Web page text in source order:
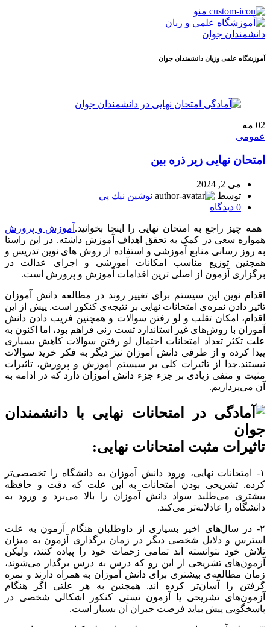
منو
آموزشگاه علمی وزبان دانشمندان جوان
02 مه
عمومی
امتحان نهایی زیر ذره بین
می 2, 2024
توسط
نوشين نيك پي
0 دیدگاه
همه چیز راجع به امتحان نهایی را اینجا بخوانید. آموزش و پرورش
همواره سعی در کمک به تحقق اهداف آموزش داشته. در این راستا
به روز رسانی منابع آموزشی و استفاده از روش های نوین تدریس و
همچنین توزیع مناسب امکانات آموزشی و اجرای عدالت در
برگزاری آزمون از اصلی ترین اقدامات آموزش و پرورش است.
اقدام نوین این سیستم برای تغییر روند در مطالعه دانش آموزان
تاثیر دادن نمره‌ی امتحانات نهایی بر نتیجه‌ی کنکور است. پیش از این
اقدام، امکان تقلب و لو رفتن سوالات و همچنین فریب دادن دانش
آموزان با روش‌های غیر استاندارد تست زنی فراهم بود، اما اکنون به
علت تکثر تعداد امتحانات احتمال لو رفتن سوالات کاهش بسیاری
پیدا کرده و از طرفی دانش آموزان نیز دیگر به فکر خرید سوالات
نیستند.جدا از تاثیرات کلی بر سیستم آموزش و پرورش، تاثیرات
مثبت و منفی زیادی بر جزء جزء دانش آموزان دارد که در ادامه به
آن می‌پردازیم.
تاثیرات مثبت امتحانات نهایی:
۱- امتحانات نهایی، ورود دانش آموزان به دانشگاه را تخصصی‌تر
کرده. تشریحی بودن امتحانات به این علت که دقت و حافظه
بیشتری می‌طلبد سواد دانش آموزان را بالا می‌برد و ورود به
دانشگاه را عادلانه‌تر می‌کند.
۲- در سال‌های اخیر بسیاری از داوطلبان هنگام آزمون به علت
استرس و دلایل شخصی دیگر در زمان برگذاری آزمون به میزان
تلاش خود نتوانسته اند تمامی زحمات خود را پیاده کنند، ولیکن
آزمون‌های تشریحی از این رو که درس به درس برگذار می‌شوند،
زمان مطالعه‌ی بیشتری برای دانش آموزان به همراه دارند و نمره
گرفتن را آسان‌تر کرده اند. همچنین به هر علتی اگر هنگام
آزمون‌های تشریحی یا آزمون تستی کنکور اشکالی شخصی در
پاسخگویی پیش بیاید فرصت جبران آن بسیار است.